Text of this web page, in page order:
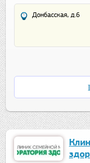
Донбасская, д.6